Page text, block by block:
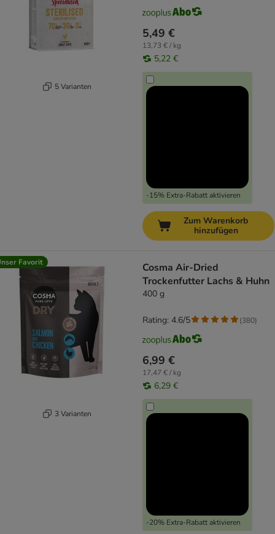
5 Varianten
5,49 €
13,73 € / kg
5,22 €
-15% Extra-Rabatt aktivieren
Zum Warenkorb
hinzufügen
Favorit
3 Varianten
Cosma Air-Dried
Trockenfutter Lachs & Huhn
400 g
6,99 €
17,47 € / kg
6,29 €
-20% Extra-Rabatt aktivieren
Rating: 4.6/5 (380)